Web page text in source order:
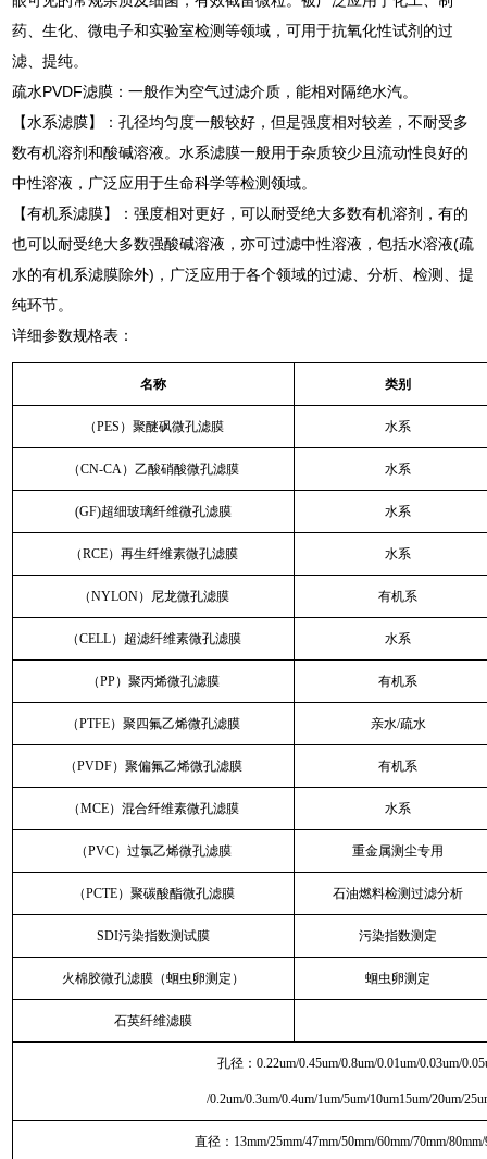
药、生化、微电子和实验室检测等领域，可用于抗氧化性试剂的过
滤、提纯。
疏水PVDF滤膜：一般作为空气过滤介质，能相对隔绝水汽。
【水系滤膜】：孔径均匀度一般较好，但是强度相对较差，不耐受多
数有机溶剂和酸碱溶液。水系滤膜一般用于杂质较少且流动性良好的
中性溶液，广泛应用于生命科学等检测领域。
【有机系滤膜】：强度相对更好，可以耐受绝大多数有机溶剂，有的
也可以耐受绝大多数强酸碱溶液，亦可过滤中性溶液，包括水溶液(疏
水的有机系滤膜除外)，广泛应用于各个领域的过滤、分析、检测、提
纯环节。
详细参数规格表：
名称 类别
（PES）聚醚砜微孔滤膜 水系
（CN-CA）乙酸硝酸微孔滤膜 水系
(GF)超细玻璃纤维微孔滤膜 水系
（RCE）再生纤维素微孔滤膜 水系
（NYLON）尼龙微孔滤膜 有机系
（CELL）超滤纤维素微孔滤膜 水系
（PP）聚丙烯微孔滤膜 有机系
（PTFE）聚四氟乙烯微孔滤膜 亲水/疏水
（PVDF）聚偏氟乙烯微孔滤膜 有机系
（MCE）混合纤维素微孔滤膜 水系
（PVC）过氯乙烯微孔滤膜 重金属测尘专用
（PCTE）聚碳酸酯微孔滤膜 石油燃料检测过滤分析
SDI污染指数测试膜 污染指数测定
火棉胶微孔滤膜（蛔虫卵测定） 蛔虫卵测定
石英纤维滤膜
孔径：0.22um/0.45um/0.8um/0.01um/0.03um/
/0.2um/0.3um/0.4um/1um/5um/10um15um/20um/
直径：13mm/25mm/47mm/50mm/60mm/70mm/